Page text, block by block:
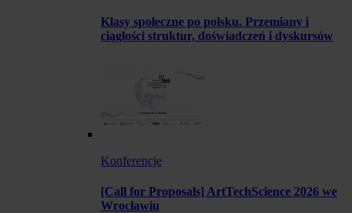
Klasy społeczne po polsku. Przemiany i
ciągłości struktur, doświadczeń i dyskursów
Konferencje
[Call for Proposals] ArtTechScience 2026 we
Wrocławiu